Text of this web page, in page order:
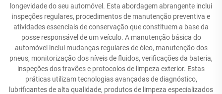
longevidade do seu automóvel. Esta abordagem abrangente inclui
inspeções regulares, procedimentos de manutenção preventiva e
atividades essenciais de conservação que constituem a base da
posse responsável de um veículo. A manutenção básica do
automóvel inclui mudanças regulares de óleo, manutenção dos
pneus, monitorização dos níveis de fluidos, verificações da bateria,
inspeções dos travões e protocolos de limpeza exterior. Estas
práticas utilizam tecnologias avançadas de diagnóstico,
lubrificantes de alta qualidade, produtos de limpeza especializados